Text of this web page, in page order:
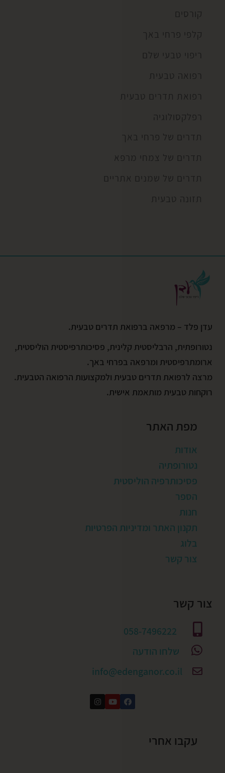
קורסים
קלפי פרחי באך
ריפוי טבעי שלם
רפואה טבעית
רפואת תדרים טבעית
רפלקסולוגיה
תדרים של פרחי באך
תדרים של צמחי מרפא
תדרים של שמנים אתריים
תזונה טבעית
עדן פלד – מרפאה ברפואת תדרים טבעית.
נטורופתית, הרבליסטית קלינית, פסיכותרפיסטית הוליסטית,
ארומתרפיסטית ומרפאה בפרחי באך.
מרצה לרפואת תדרים טבעית ולמקצועות הרפואה הטבעית.
רוקחות טבעית מותאמת אישית.
מפת האתר
אודות
נטורופתיה
פסיכותרפיה הוליסטית
הספר
חנות
תקנון האתר ומדיניות הפרטיות
בלוג
צור קשר
צור קשר
058-7496222
שלחו הודעה
info@edenganor.co.il
עקבו אחרי